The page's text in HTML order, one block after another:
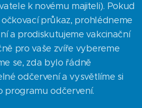
k novému majiteli). Pokud
průkaz, prohlédneme
a prodiskutujeme vakcinační
pro vaše zvíře vybereme
se, zda bylo řádně
odčervení a vysvětlíme si
programu odčervení.